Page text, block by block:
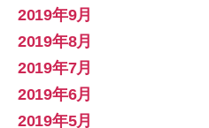
2019年9月
2019年8月
2019年7月
2019年6月
2019年5月